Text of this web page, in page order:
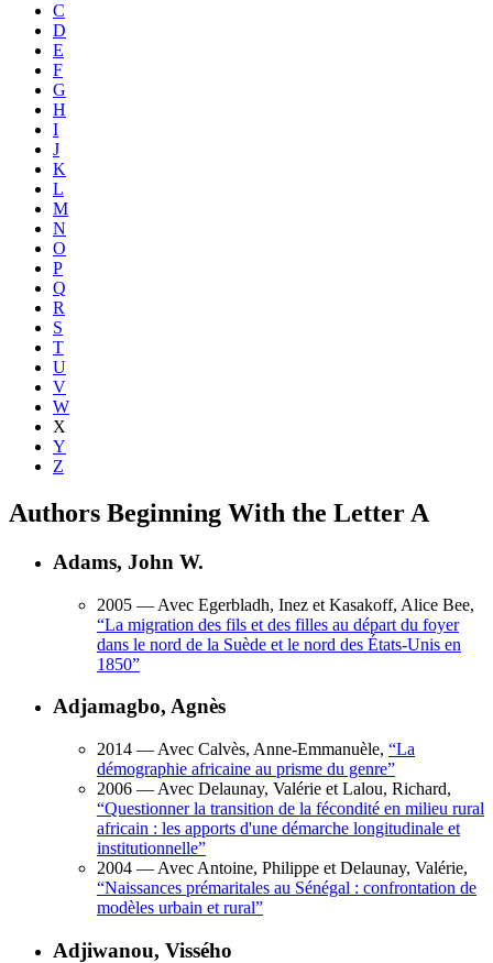
C
D
E
F
G
H
I
J
K
L
M
N
O
P
Q
R
S
T
U
V
W
X
Y
Z
Authors Beginning With the Letter A
Adams, John W.
2005 — Avec Egerbladh, Inez et Kasakoff, Alice Bee,
“La migration des fils et des filles au départ du foyer
dans le nord de la Suède et le nord des États-Unis en
1850”
Adjamagbo, Agnès
2014 — Avec Calvès, Anne-Emmanuèle, “La
démographie africaine au prisme du genre”
2006 — Avec Delaunay, Valérie et Lalou, Richard,
“Questionner la transition de la fécondité en milieu rural
africain : les apports d'une démarche longitudinale et
institutionnelle”
2004 — Avec Antoine, Philippe et Delaunay, Valérie,
“Naissances prémaritales au Sénégal : confrontation de
modèles urbain et rural”
Adjiwanou, Vissého